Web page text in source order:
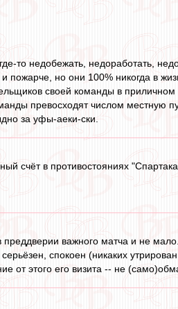
то недобежать, недоработать,
но они 100% никогда в
своей команды в
превосходят числом местную
за уфы-аеки-ски.
счёт в противостояниях
важного матча и не
спокоен (никаких
от этого его визита -- не